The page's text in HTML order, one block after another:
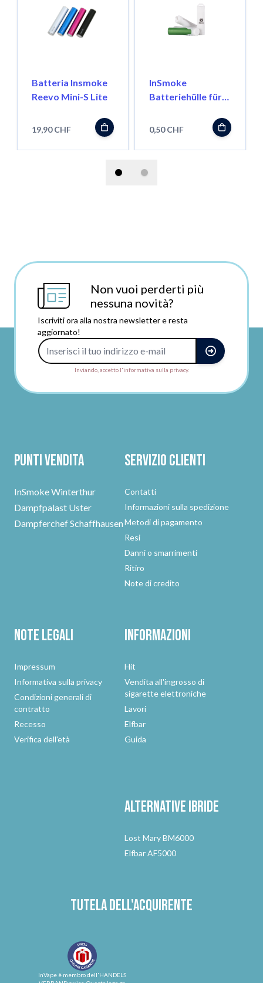
Batteria Insmoke
Reevo Mini-S Lite
19,90 CHF
InSmoke
Batteriehülle für
0,50 CHF
Non vuoi perderti più
nessuna novità?
Iscriviti ora alla nostra newsletter e resta
aggiornato!
Inviando, accetto l'informativa sulla privacy.
Punti vendita
InSmoke Winterthur
Dampfpalast Uster
Dampferchef Schaffhausen
Servizio clienti
Contatti
Informazioni sulla spedizione
Metodi di pagamento
Resi
Danni o smarrimenti
Ritiro
Note di credito
Note legali
Impressum
Informativa sulla privacy
Condizioni generali di
contratto
Recesso
Verifica dell'età
Informazioni
Hit
Vendita all'ingrosso di
sigarette elettroniche
Lavori
Elfbar
Guida
Alternativeibride
Lost Mary BM6000
Elfbar AF5000
Tutela dell'acquirente
InVape è membro dell'HANDELS